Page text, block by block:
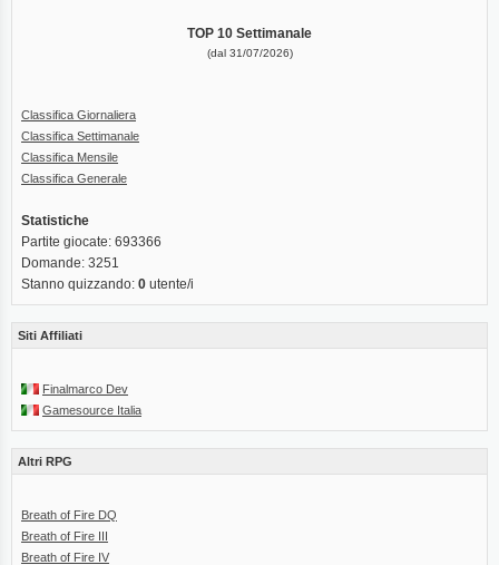
TOP 10 Settimanale
(dal 31/07/2026)
Classifica Giornaliera
Classifica Settimanale
Classifica Mensile
Classifica Generale
Statistiche
Partite giocate: 693366
Domande: 3251
Stanno quizzando: 0 utente/i
Siti Affiliati
Finalmarco Dev
Gamesource Italia
Altri RPG
Breath of Fire DQ
Breath of Fire III
Breath of Fire IV